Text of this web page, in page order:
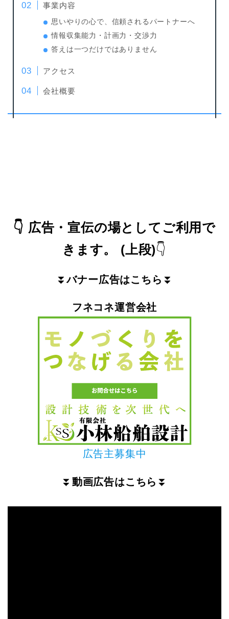
事業内容
思いやりの心で、信頼されるパートナーへ
情報収集能力・計画力・交渉力
答えは一つだけではありません
アクセス
会社概要
👇 広告・宣伝の場としてご利用で
きます。
(上段)👇
⏬バナー広告はこちら ⏬
フネコネ運営会社
広告主募集中
⏬ 動画広告はこちら ⏬